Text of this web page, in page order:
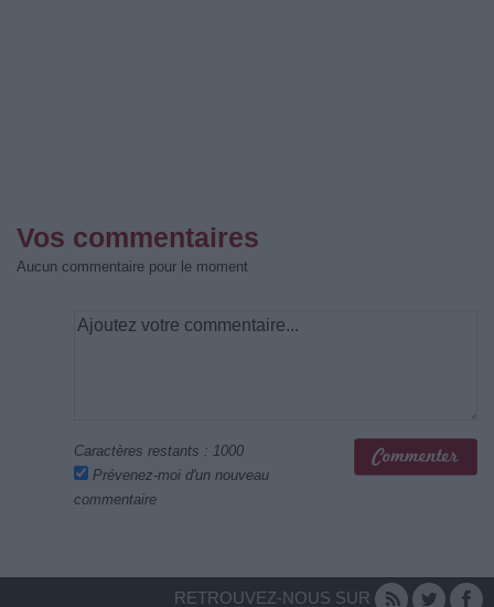
Vos commentaires
Aucun commentaire pour le moment
Caractères restants : 1000
Prévenez-moi d'un nouveau
commentaire
RETROUVEZ-NOUS SUR